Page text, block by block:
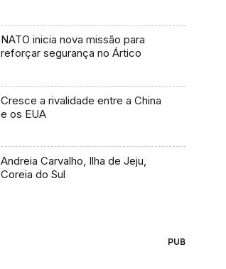
NATO inicia nova missão para
reforçar segurança no Ártico
Cresce a rivalidade entre a China
e os EUA
Andreia Carvalho, Ilha de Jeju,
Coreia do Sul
PUB